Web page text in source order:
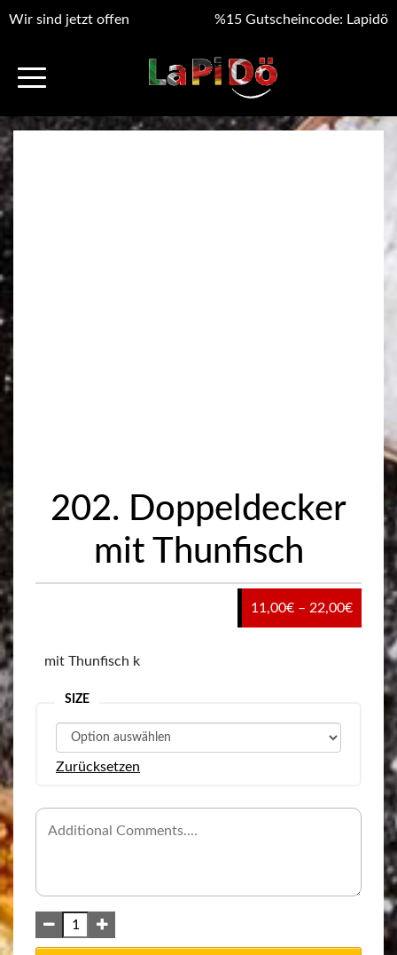
Wir sind jetzt offen %15 Gutscheincode: Lapidö
202. Doppeldecker
mit Thunfisch
11,00€ – 22,00€
11,00€
22,00€
mit Thunfisch k
SIZE
Zurücksetzen